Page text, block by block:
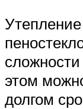
этом
долгом